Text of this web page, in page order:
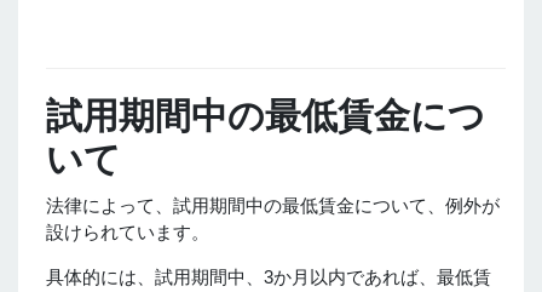
試用期間中の最低賃金につ
いて
法律によって、試用期間中の最低賃金について、例外が
設けられています。
具体的には、試用期間中、3か月以内であれば、最低賃